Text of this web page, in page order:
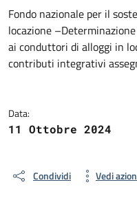
Dettagli del
Fondo nazionale per il
locazione
ai conduttori di alloggi in
contributi integrativi
Data:
11 Ottobre 2024
Condividi Vedi